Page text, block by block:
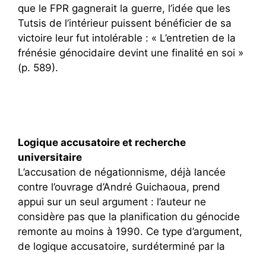
que le FPR gagnerait la guerre, l’idée que les
Tutsis de l’intérieur puissent bénéficier de sa
victoire leur fut intolérable : « L’entretien de la
frénésie génocidaire devint une finalité en soi »
(p. 589).
Logique accusatoire et recherche
universitaire
L’accusation de négationnisme, déjà lancée
contre l’ouvrage d’André Guichaoua, prend
appui sur un seul argument : l’auteur ne
considère pas que la planification du génocide
remonte au moins à 1990. Ce type d’argument,
de logique accusatoire, surdéterminé par la